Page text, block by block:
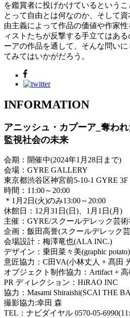
を鑑賞者に投げかけているという
とって自由とは何なのか、そして
由主義によって作品の価値や作家
ィストたちが反撃する手立てはあ
ーアの作品を通して、そんな問い
てみてはいかがだろう。
INFORMATION
アニッシュ・カプーア_奪われ
監視社会の未来
会期：開催中(2024年1月28日まで)
会場：GYRE GALLERY
東京都渋谷区神宮前5-10-1 GYRE 3F
時間：11:00～20:00
＊1月2日(火)のみ13:00～20:00
休館日：12月31日(日)、1月1日(月)
主催：GYRE/スクールデレック芸
企画：飯田高誉(スクールデレック
会場設計：梅澤竜也(ALA INC.)
デザイン：乗田菜々美(graphic potato)
意匠協力：C田VA(小林丈人 + 髙田
オブジェクト制作協力：Artifact +
PR ディレクション：HiRAO INC
協力：Masami Shiraishi(SCAI THE
撮影協力:幸田 森
TEL：ナビダイヤル 0570-05-